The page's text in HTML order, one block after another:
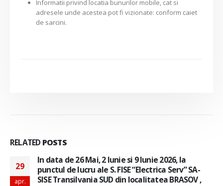
Informatii privind locatia bunurilor mobile, cat si
adresele unde acestea pot fi vizionate: conform caiet
de sarcini.
RELATED POSTS
29
apr.
In data de 26 Mai, 2 Iunie si 9 Iunie 2026, la
punctul de lucru ale S. FISE “Electrica Serv” SA-
SISE Transilvania SUD din localitatea BRASOV ,